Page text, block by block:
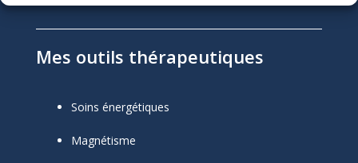
Mes outils thérapeutiques
Soins énergétiques
Magnétisme